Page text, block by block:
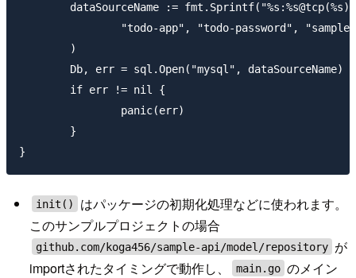
init()
はパッケージの初期化処理などに使われます。
このサンプルプロジェクトの場合
github.com/koga456/sample-api/model/repository が
importされたタイミングで動作し、
main.go のメイン